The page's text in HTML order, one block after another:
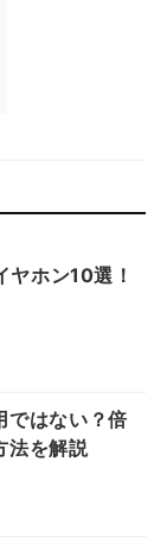
ホン10選！
ではない？倍
法を解説